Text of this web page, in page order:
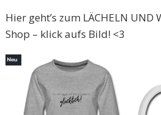
Hier geht’s zum LÄCHELN
Shop – klick aufs Bild! <3